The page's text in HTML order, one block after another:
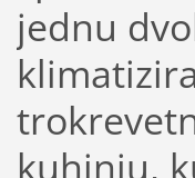
jednu
kuhinju,